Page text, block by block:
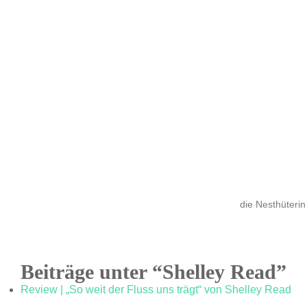
die Nesthüterin
Beiträge unter “Shelley Read”
Review | „So weit der Fluss uns trägt“ von Shelley Read